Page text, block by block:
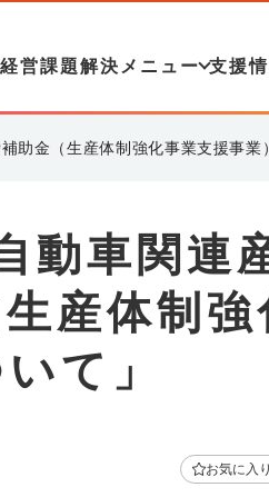
経営課題解決メニュー 支援
金（生産体制強化事業支援事業
動車関連
産体制強
て」
お気に入